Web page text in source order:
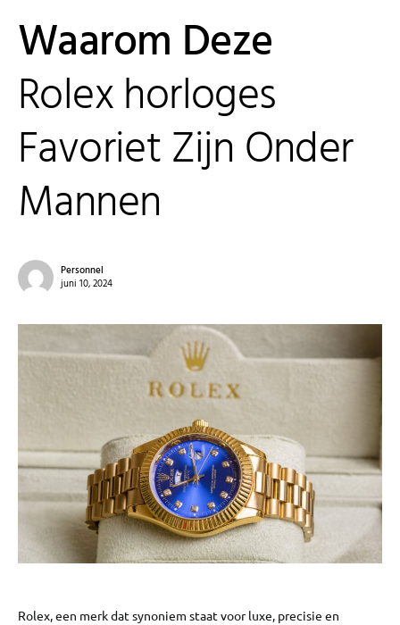
Waarom Deze
Rolex horloges
Favoriet Zijn Onder
Mannen
Personnel
juni 10, 2024
Rolex, een merk dat synoniem staat voor luxe, precisie en